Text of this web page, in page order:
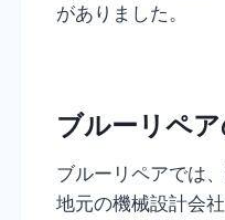
がありました。
ブルーリペ
ブルーリペアでは
地元の機械設計会